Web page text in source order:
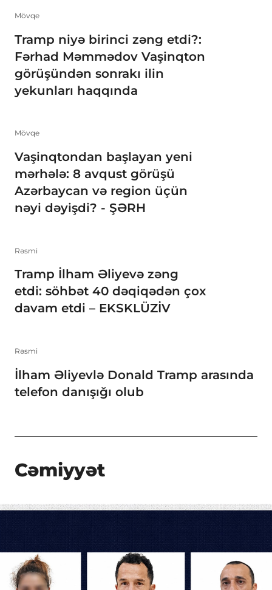
Mövqe
Tramp niyə birinci zəng etdi?:
Fərhad Məmmədov Vaşinqton
görüşündən sonrakı ilin
yekunları haqqında
Mövqe
Vaşinqtondan başlayan yeni
mərhələ: 8 avqust görüşü
Azərbaycan və region üçün
nəyi dəyişdi? - ŞƏRH
Rəsmi
Tramp İlham Əliyevə zəng
etdi: söhbət 40 dəqiqədən çox
davam etdi – EKSKLÜZİV
Rəsmi
İlham Əliyevlə Donald Tramp arasında
telefon danışığı olub
Cəmiyyət